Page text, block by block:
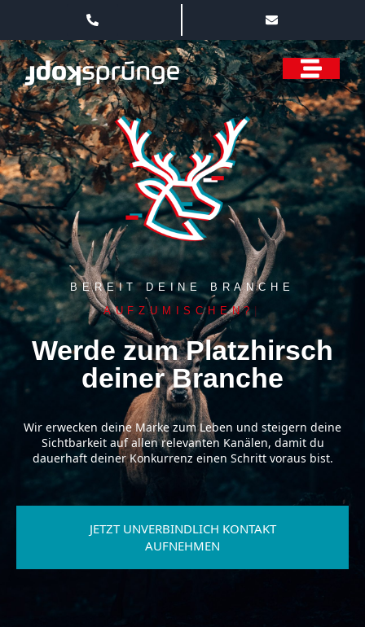
BEREIT DEINE BRANCHE
AUFZUMISCHEN?
Werde zum Platzhirsch
deiner Branche
Wir erwecken deine Marke zum Leben und steigern deine
Sichtbarkeit auf allen relevanten Kanälen, damit du
dauerhaft deiner Konkurrenz einen Schritt voraus bist.
JETZT UNVERBINDLICH KONTAKT
AUFNEHMEN